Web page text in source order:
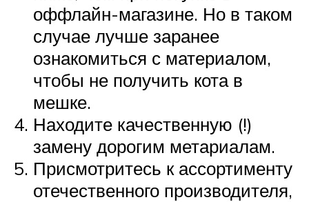
оффлайн-магазине. Но в таком
случае лучше заранее
ознакомиться с материалом,
чтобы не получить кота в
мешке.
Находите качественную (!)
замену дорогим метариалам.
Присмотритесь к ассортименту
отечественного производителя,